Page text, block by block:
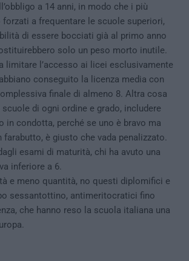
a 14 anni, in modo che i più
a frequentare le scuole superiori,
di essere bocciati già al primo anno
solo un peso morto inutile.
limitare l’accesso ai licei esclusivamente
conseguito la licenza media con
finale di almeno 8. Altra cosa
di ogni ordine e grado, includere
in condotta, perché se uno è bravo ma
farabutto, è giusto che vada penalizzato.
esami di maturità, chi ha avuto una
inferiore a 6.
e meno quantità, no questi diplomifici e
sessantottino, antimeritocratici fino
che hanno reso la scuola italiana una